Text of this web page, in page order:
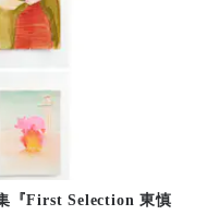
『First Selection 東慎